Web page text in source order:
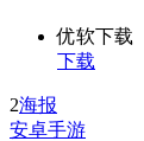
优软下载
下载
2海报
安卓手游